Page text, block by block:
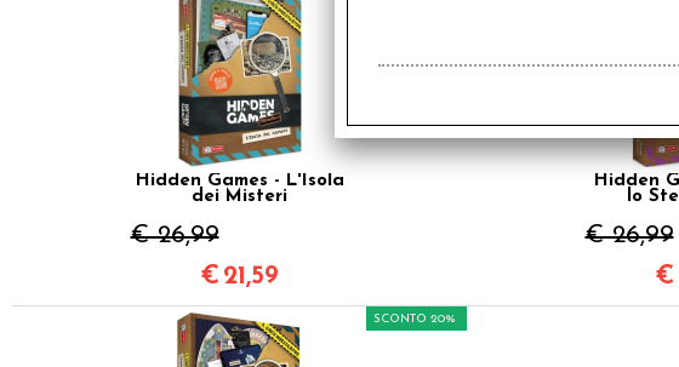
Hidden Games - L'Isola
dei Misteri
€ 26,99
€ 21,59
Hidden
lo
€ 26,99
€
SCONTO 20%